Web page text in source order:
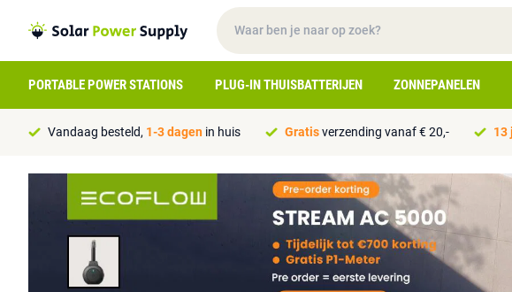
PORTABLE POWER STATIONS PLUG-IN THUISBATTERIJEN ZONNEPANELEN
Vandaag besteld, 1-3 dagen in huis Gratisverzending vanaf € 20,- 13